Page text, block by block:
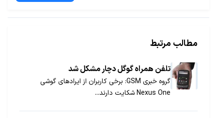
مطالب مرتبط
تلفن همراه گوگل دچار مشکل شد
گروه خبری GSM: برخی کاربران از ایرادهای گوشی
Nexus One شکایت دارند...